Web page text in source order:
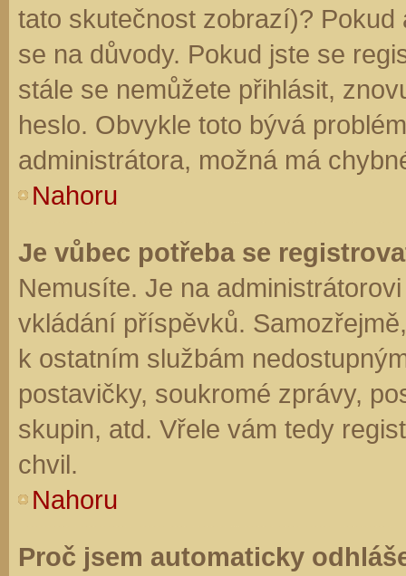
tato skutečnost zobrazí)?
se na důvody. Pokud jste se
stále se nemůžete přihlásit,
heslo. Obvykle toto bývá
administrátora, možná má
Nahoru
Je vůbec potřeba se
Nemusíte. Je na
vkládání příspěvků.
k ostatním službám
postavičky, soukromé zprávy,
skupin, atd. Vřele vám tedy
chvil.
Nahoru
Proč jsem automaticky